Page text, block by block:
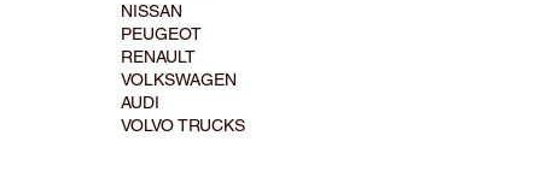
NISSAN
PEUGEOT
RENAULT
VOLKSWAGEN
AUDI
VOLVO TRUCKS